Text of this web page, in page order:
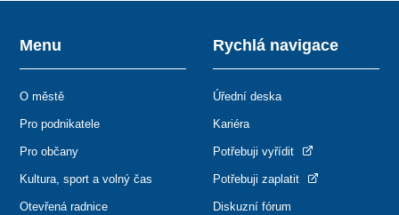
Menu
O městě
Pro podnikatele
Pro občany
Kultura, sport a volný čas
Otevřená radnice
Rychlá navigace
Úřední deska
Kariéra
Potřebuji vyřídit
Potřebuji zaplatit
Diskuzní fórum